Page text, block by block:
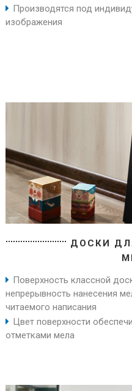
Производятся под
изображения
ДОСКИ
Поверхность классной
непрерывность нанесения
читаемого написания
Цвет поверхности
отметками мела